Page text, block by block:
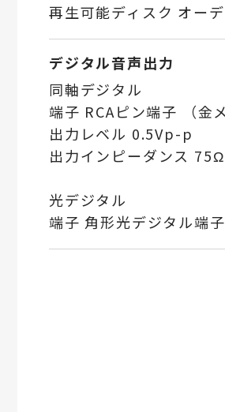
再生可能ディスク オー
デジタル音声出力
同軸デジタル
端子 RCAピン端子 （金
出力レベル 0.5Vp-p
出力インピーダンス 75Ω
光デジタル
端子 角形光デジタル端